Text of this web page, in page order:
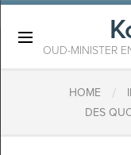
OUD-MINISTER
HOME /
DES